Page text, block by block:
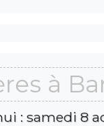
à
: samedi 8